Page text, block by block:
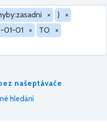
× )
×
01-01 × TO
×
našeptávače
hledání